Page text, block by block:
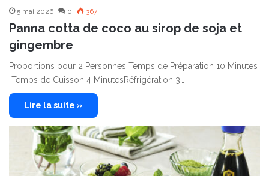
5 mai 2026 0 367
Panna cotta de coco au sirop de soja et
gingembre
Proportions pour 2 Personnes Temps de Préparation 10 Minutes
Temps de Cuisson 4 MinutesRéfrigération 3…
Lire la suite »